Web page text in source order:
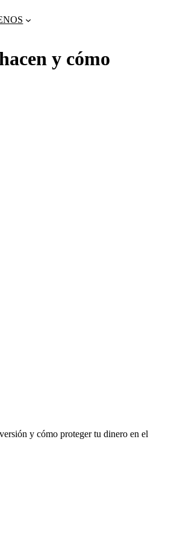
y cómo
y cómo proteger tu dinero en el